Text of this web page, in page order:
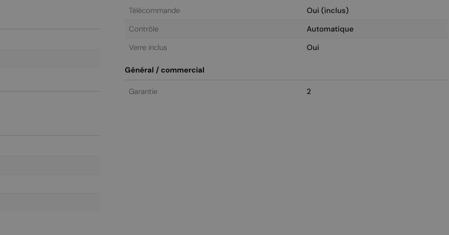
Télécommande
Oui (inclus)
Contrôle
Automatique
Verre inclus
Oui
Général / commercial
Garantie 2